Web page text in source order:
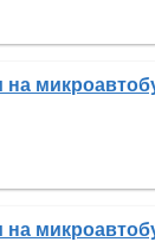
на
на